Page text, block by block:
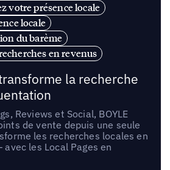
votre présence locale
locale
du barème
en revenus
la recherche
Reviews et Social, BOYLE
de vente depuis une seule
les recherches locales en
les Local Pages en